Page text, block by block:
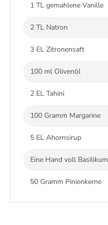
1 TL gemahlene Vanille
2 TL Natron
3 EL Zitronensaft
100 ml Olivenöl
2 EL Tahini
100 Gramm Margarine
5 EL Ahornsirup
Eine Hand voll Basilikum
50 Gramm Pinienkerne